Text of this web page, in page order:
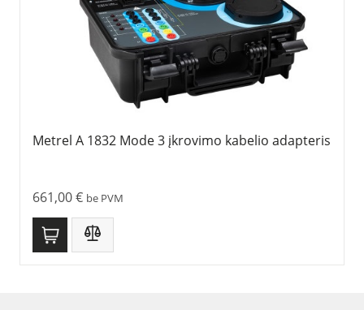
Metrel A 1832 Mode 3 įkrovimo kabelio adapteris
661,00€ be PVM